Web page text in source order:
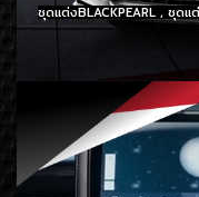
ชุดแต่งBLACKPEARL , ชุด